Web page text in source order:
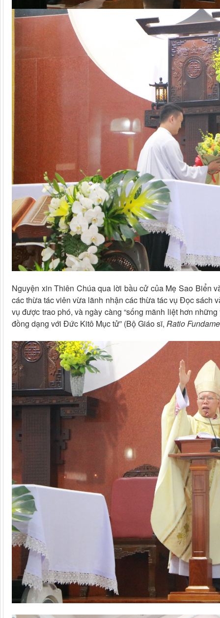
Nguyện xin Thiên Chúa qua lời bầu cử của Mẹ Sao Biển
các thừa tác viên vừa lãnh nhận các thừa tác vụ Đọc sách
vụ được trao phó, và ngày càng “sống mãnh liệt hơn
đồng dạng với Đức Kitô Mục tử” (Bộ Giáo sĩ, Ratio